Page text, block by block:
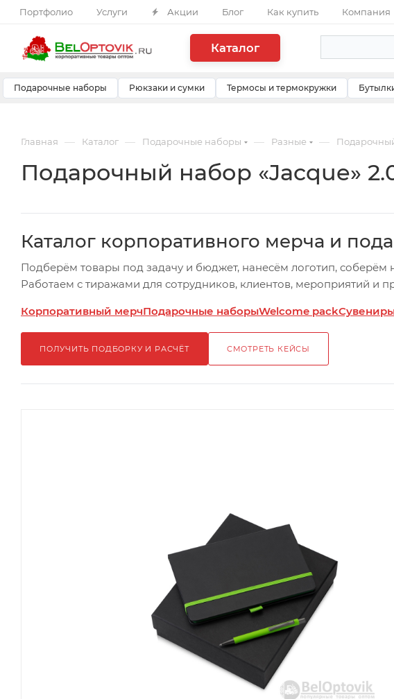
Портфолио Услуги Акции Блог Как купить Компания
Каталог
Подарочные наборы Рюкзаки и сумки Термосы и термокружки
Главная — Каталог — Подарочные наборы — Разные —
Подарочный набор «Jacque»
Каталог корпоративного мерча и
Подберём товары под задачу и бюджет, нанесём логотип, соберём
Работаем с тиражами для сотрудников, клиентов, мероприятий и
Корпоративный мерчПодарочные наборыWelcome pack
ПОЛУЧИТЬ ПОДБОРКУ И РАСЧЁТ СМОТРЕТЬ КЕЙСЫ